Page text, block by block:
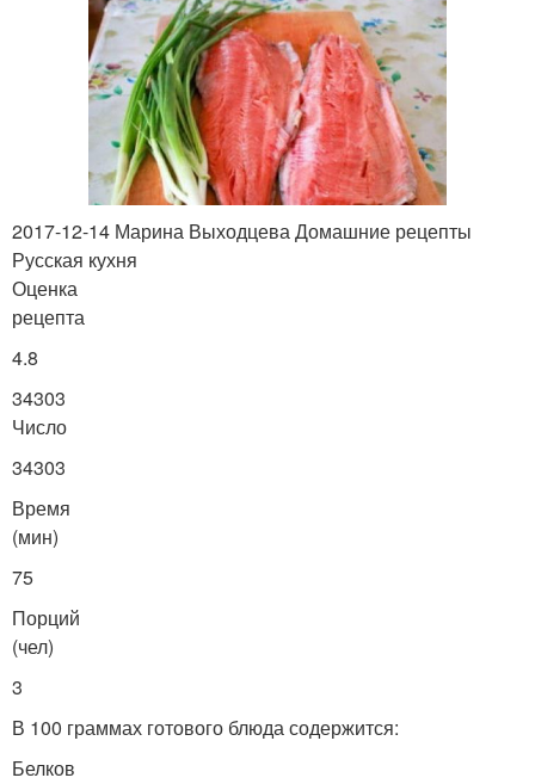
2017-12-14 Марина Выходцева Домашние рецепты
Русская кухня
Оценка
рецепта
4.8
34303
Число
34303
Время
(мин)
75
Порций
(чел)
3
В 100 граммах готового блюда содержится:
Белков